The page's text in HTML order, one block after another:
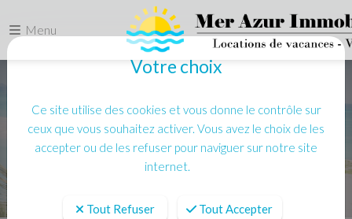
Menu
Votre choix
Ce site utilise des cookies et vous donne le contrôle sur
ceux que vous souhaitez activer. Vous avez le choix de les
accepter ou de les refuser pour naviguer sur notre site
internet.
Tout Refuser Tout Accepter